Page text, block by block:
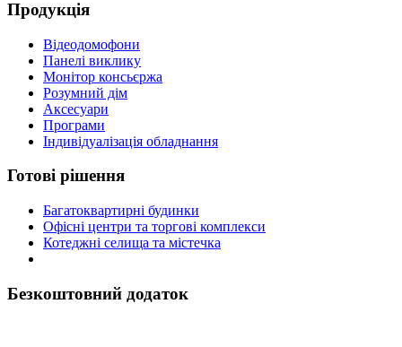
Продукція
Відеодомофони
Панелі виклику
Монітор консьєржа
Розумний дім
Аксесуари
Програми
Індивідуалізація обладнання
Готові рішення
Багатоквартирні будинки
Офісні центри та торгові комплекси
Котеджні селища та містечка
Безкоштовний додаток